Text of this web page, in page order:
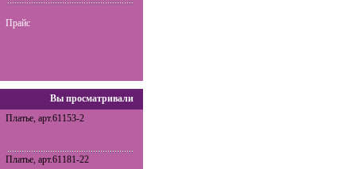
Прайс
Вы просматривали
Платье, арт.61153-2
Платье, арт.61181-22